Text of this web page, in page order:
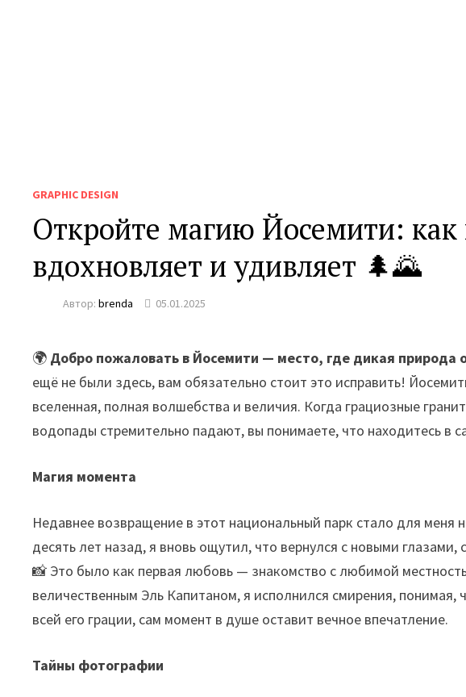
GRAPHIC DESIGN
Откройте магию Йосемити: как
вдохновляет и удивляет 🌲🌄
Автор:brenda 05.01.2025
🌍 Добро пожаловать в Йосемити — место, где дикая природа
ещё не были здесь, вам обязательно стоит это исправить!
вселенная, полная волшебства и величия. Когда грациозные
водопады стремительно падают, вы понимаете, что находитесь в
Магия момента
Недавнее возвращение в этот национальный парк стало для
десять лет назад, я вновь ощутил, что вернулся с новыми
📸 Это было как первая любовь — знакомство с любимой
величественным Эль Капитаном, я исполнился смирения, понимая,
всей его грации, сам момент в душе оставит вечное впечатление.
Тайны фотографии